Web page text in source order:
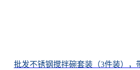
批发不锈钢搅拌碗套装（3件装），